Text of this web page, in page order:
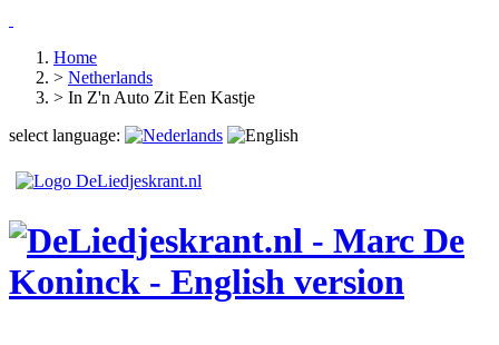
Home
> Netherlands
> In Z'n Auto Zit Een Kastje
select language: